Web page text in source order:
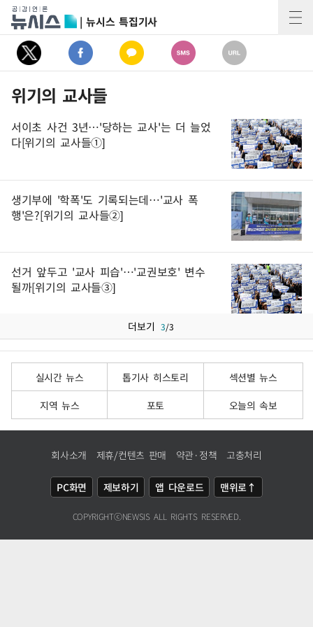
| 뉴시스 특집기사
위기의 교사들
서이초 사건 3년…'당하는 교사'는 더 늘었
다[위기의 교사들①]
생기부에 '학폭'도 기록되는데…'교사 폭
행'은?[위기의 교사들②]
선거 앞두고 '교사 피습'…'교권보호' 변수
될까[위기의 교사들③]
더보기 3/3
실시간 뉴스 톱기사 히스토리
섹션별 뉴스
지역 뉴스
포토 오늘의 속보
회사소개 제휴/컨텐츠 판매 약관·정책 고충처리
PC화면 제보하기 앱 다운로드 맨위로↑
COPYRIGHTⓒNEWSISALL RIGHTS RESERVED.